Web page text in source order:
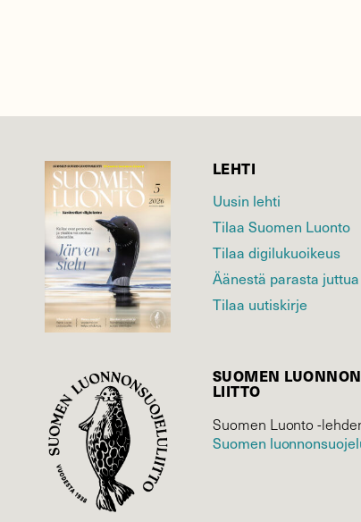
LEHTI
Uusin lehti
Tilaa Suomen Luonto
Tilaa digilukuoikeus
Äänestä parasta juttua
Tilaa uutiskirje
SUOMEN
LIITTO
Suomen Luonto -
Suomen